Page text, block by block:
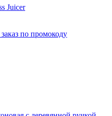
Juicer
по промокоду